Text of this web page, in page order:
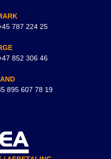
787 224 25
852 306 46
895 607 78 19